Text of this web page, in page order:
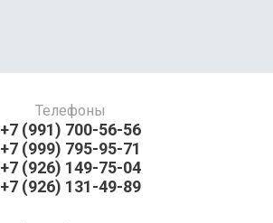
Телефоны
+7 (991) 700-56-56
+7 (999) 795-95-71
+7 (926) 149-75-04
+7 (926) 131-49-89